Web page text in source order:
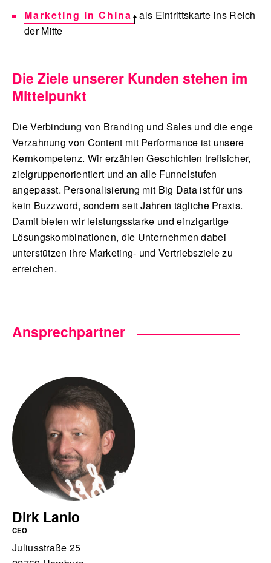
Marketing in China
als Eintrittskarte ins Reich
der Mitte
Die Ziele unserer Kunden stehen im
Mittelpunkt
Die Verbindung von Branding und Sales und die enge
Verzahnung von Content mit Performance ist unsere
Kernkompetenz. Wir erzählen Geschichten treffsicher,
zielgruppenorientiert und an alle Funnelstufen
angepasst. Personalisierung mit Big Data ist für uns
kein Buzzword, sondern seit Jahren tägliche Praxis.
Damit bieten wir leistungsstarke und einzigartige
Lösungskombinationen, die Unternehmen dabei
unterstützen ihre Marketing- und Vertriebsziele zu
erreichen.
Ansprechpartner
Dirk Lanio
CEO
Juliusstraße 25